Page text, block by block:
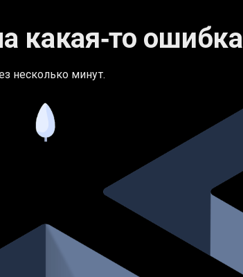
какая‑то ошибка
несколько минут.